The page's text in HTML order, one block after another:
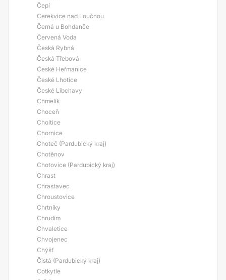
Čepí
Cerekvice nad Loučnou
Černá u Bohdanče
Červená Voda
Česká Rybná
Česká Třebová
České Heřmanice
České Lhotice
České Libchavy
Chmelík
Choceň
Choltice
Chornice
Choteč (Pardubický kraj)
Chotěnov
Chotovice (Pardubický kraj)
Chrast
Chrastavec
Chroustovice
Chrtníky
Chrudim
Chvaletice
Chvojenec
Chýšť
Čistá (Pardubický kraj)
Cotkytle